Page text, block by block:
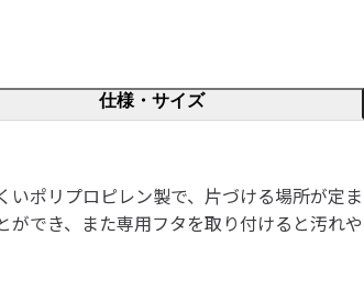
仕様・サイズ
ポリプロピレン製で、片づける場所が定
でき、また専用フタを取り付けると汚れ